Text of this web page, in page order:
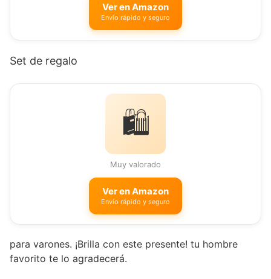
Ver en Amazon
Envío rápido y seguro
Set de regalo
🛍️
Muy valorado
Ver en Amazon
Envío rápido y seguro
para varones. ¡Brilla con este presente! tu hombre
favorito te lo agradecerá.